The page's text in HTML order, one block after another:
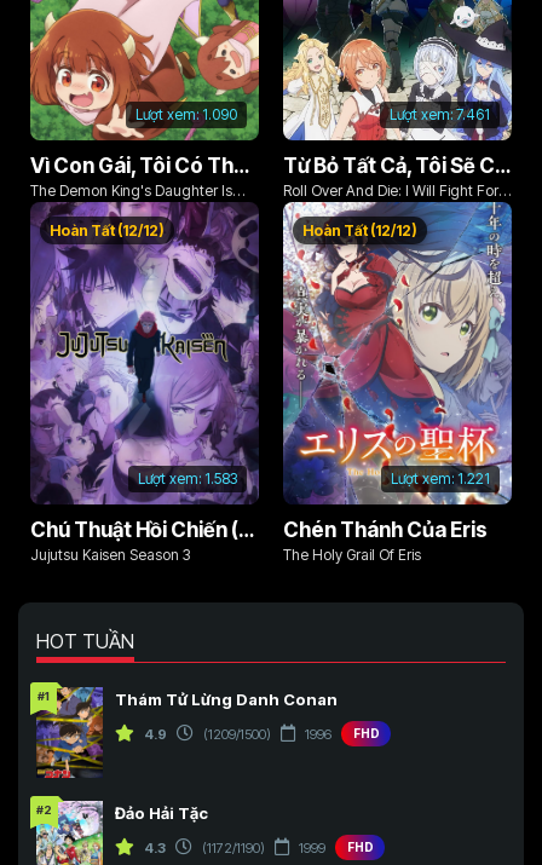
Lượt xem:1.090
Vì Con Gái, Tôi Có Thể Đánh Bại Cả Ma Vương
The Demon King's Daughter Is
Too Kind!!
Lượt xem:7.461
Từ Bỏ Tất Cả, Tôi Sẽ Chiến Đấu Cho Một Cuộc Sống Bình Thường Với Tình Yêu Của Đời Mình Và Chiếc Thanh Kiếm Bị Nguyền Rủa!
Roll Over And Die: I Will Fight For
An Ordinary Life With My Love And
Cursed Sword!
Lượt xem: 1.583
Hoàn Tất (12/12)
Chú Thuật Hồi Chiến (Phần 3)
Jujutsu Kaisen Season 3
Lượt xem: 1.221
Hoàn Tất (12/12)
Chén Thánh Của Eris
The Holy Grail Of Eris
HOT TUẦN
#1 Thám Tử Lừng Danh Conan
4.9 (1209/1500) 1996 FHD
#2 Đảo Hải Tặc
4.3 (1172/1190) 1999 FHD